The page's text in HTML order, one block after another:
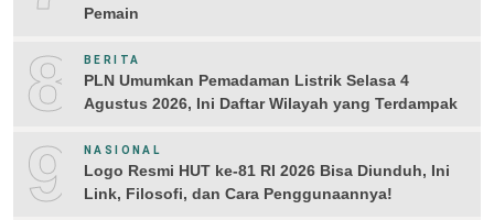
Pemain
8 BERITA
PLN Umumkan Pemadaman Listrik Selasa 4
Agustus 2026, Ini Daftar Wilayah yang Terdampak
9 NASIONAL
Logo Resmi HUT ke-81 RI 2026 Bisa Diunduh, Ini
Link, Filosofi, dan Cara Penggunaannya!